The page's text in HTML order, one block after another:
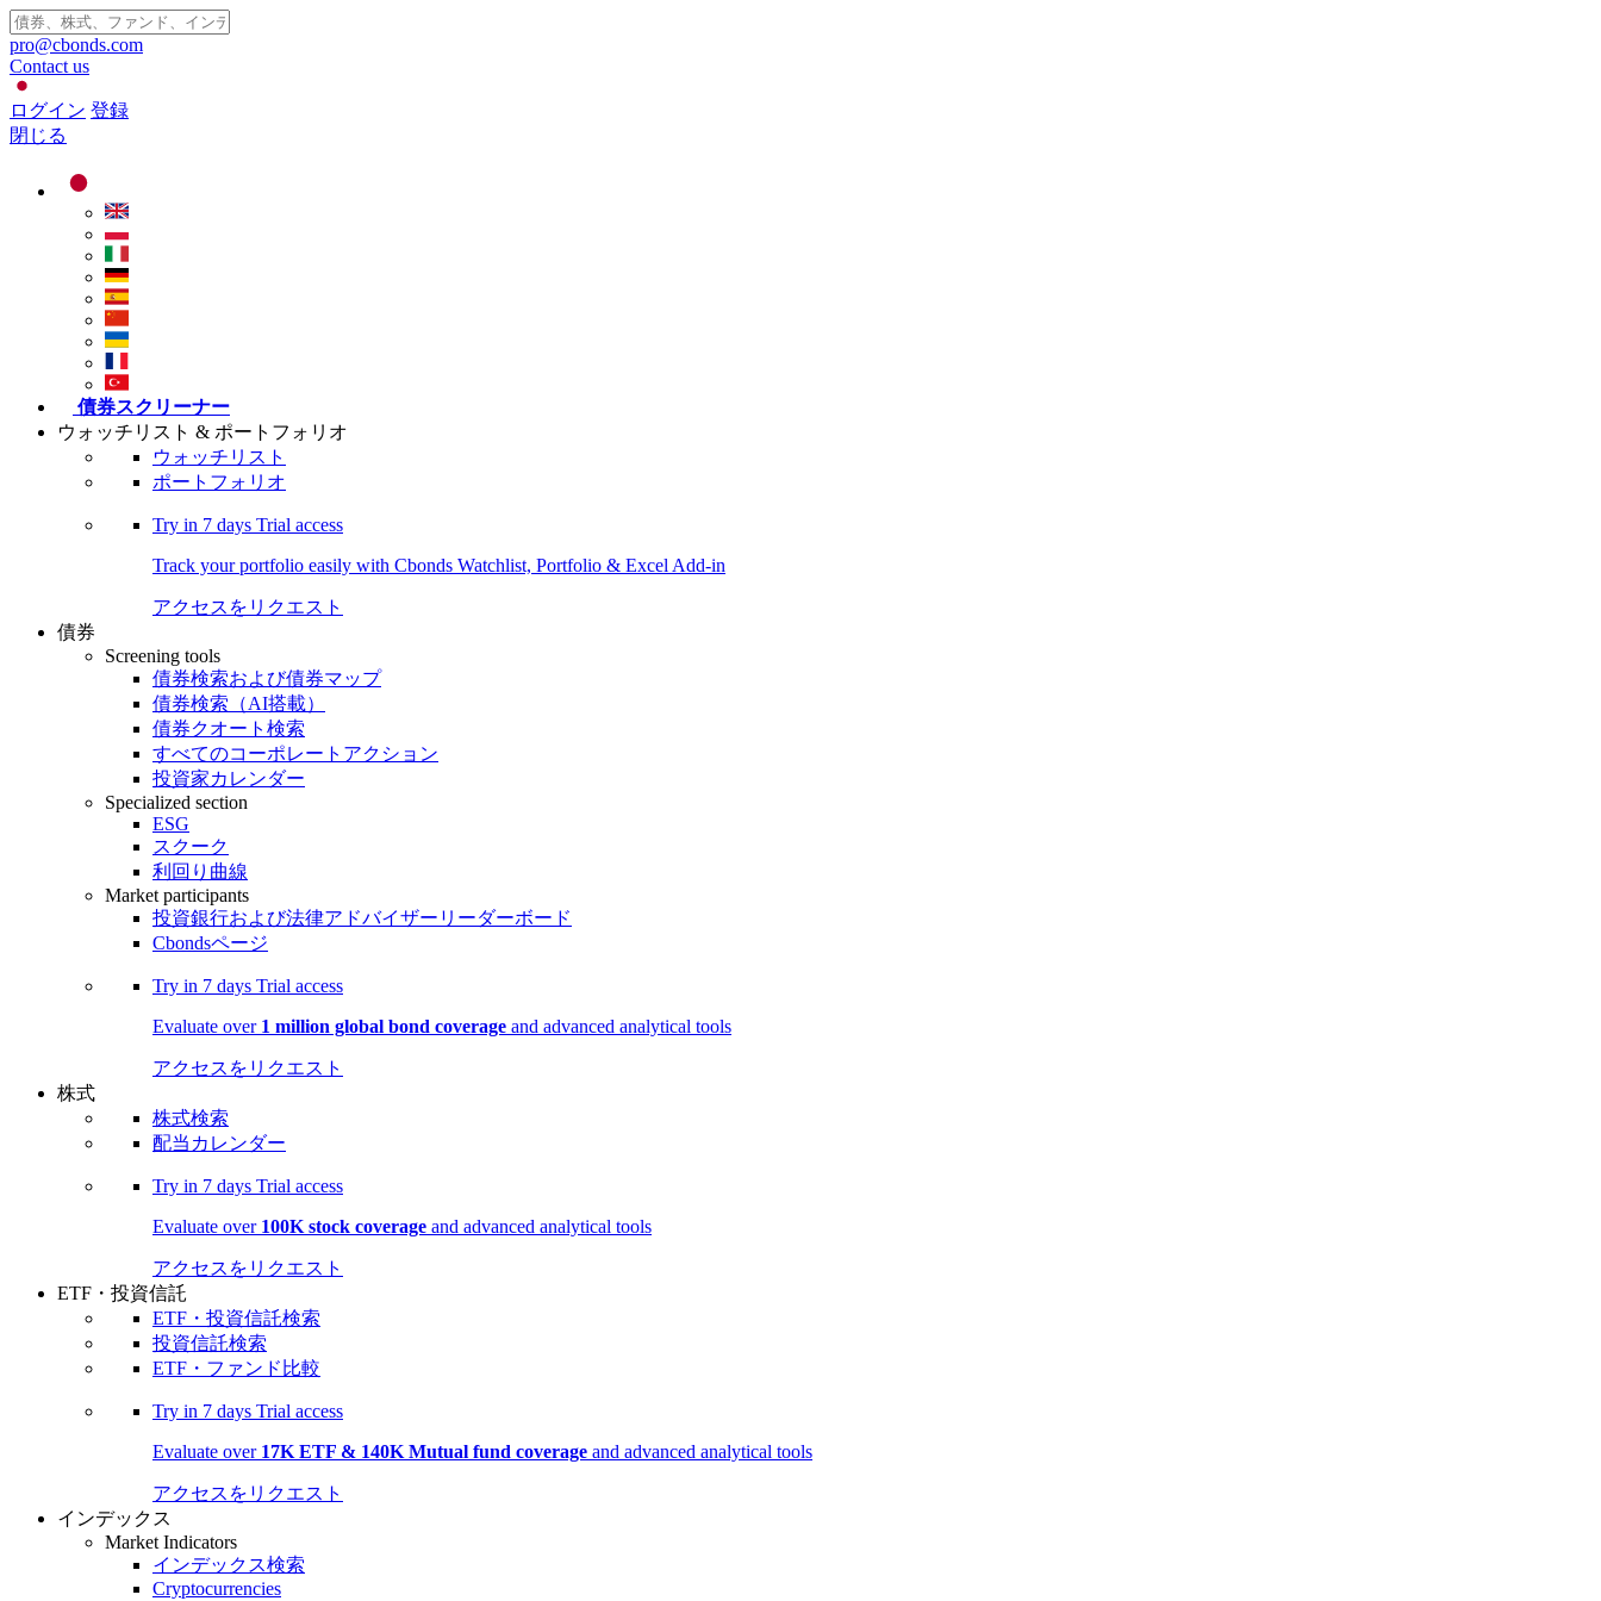
pro@cbonds.com
Contact us
ログイン 登録
閉じる
債券スクリーナー
ウォッチリスト & ポートフォリオ
ウォッチリスト
ポートフォリオ
Try in 7 days Trial access
Track your portfolio easily with Cbonds Watchlist, Portfolio & Excel Add-in
アクセスをリクエスト
債券
Screening tools
債券検索および債券マップ
債券検索（AI搭載）
債券クオート検索
すべてのコーポレートアクション
投資家カレンダー
Specialized section
ESG
スクーク
利回り曲線
Market participants
投資銀行および法律アドバイザーリーダーボード
Cbondsページ
Try in 7 days Trial access
Evaluate over 1 million global bond coverage and advanced analytical tools
アクセスをリクエスト
株式
株式検索
配当カレンダー
Try in 7 days Trial access
Evaluate over 100K stock coverage and advanced analytical tools
アクセスをリクエスト
ETF・投資信託
ETF・投資信託検索
投資信託検索
ETF・ファンド比較
Try in 7 days Trial access
Evaluate over 17K ETF & 140K Mutual fund coverage and advanced analytical tools
アクセスをリクエスト
インデックス
Market Indicators
インデックス検索
Cryptocurrencies